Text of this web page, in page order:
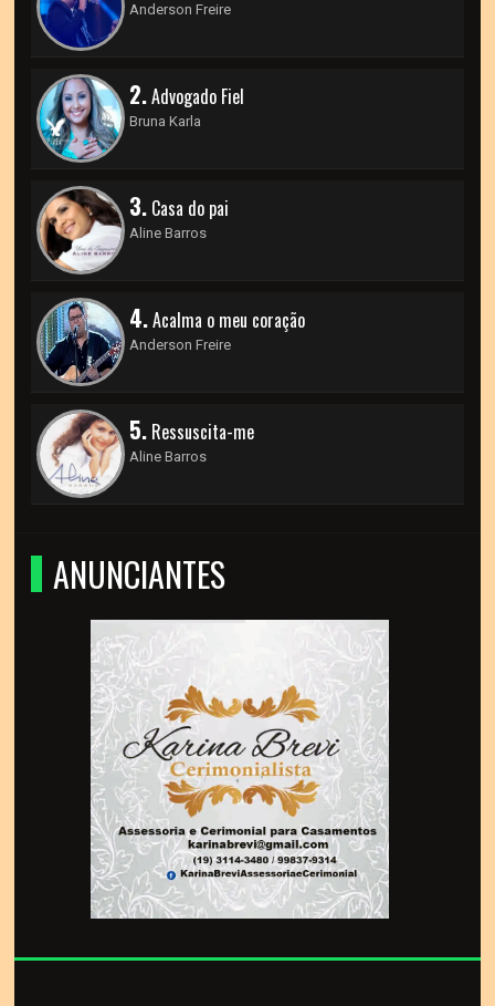
Anderson Freire
2.Advogado Fiel
Bruna Karla
3. Casa do pai
Aline Barros
4.Acalma o meu coração
Anderson Freire
5. Ressuscita-me
Aline Barros
ANUNCIANTES